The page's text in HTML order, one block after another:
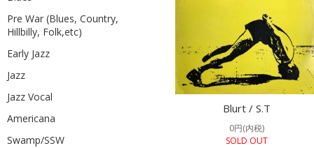
Blurt / S.T
0円(内税)
SOLD OUT
Pre War (Blues, Country,
Hillbilly, Folk,etc)
Early Jazz
Jazz
Jazz Vocal
Americana
Swamp/SSW